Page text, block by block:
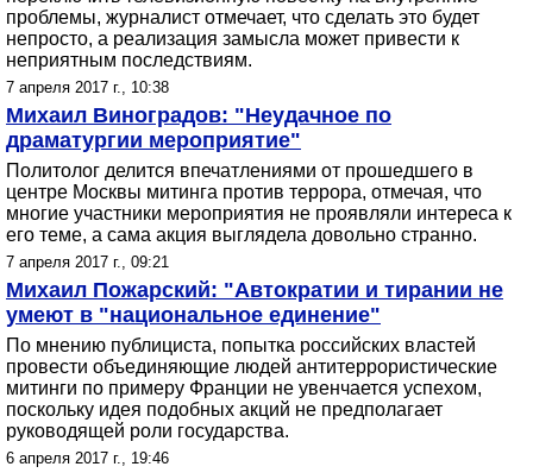
проблемы, журналист отмечает, что сделать это будет
непросто, а реализация замысла может привести к
неприятным последствиям.
7 апреля 2017 г., 10:38
Михаил Виноградов: "Неудачное по
драматургии мероприятие"
Политолог делится впечатлениями от прошедшего в
центре Москвы митинга против террора, отмечая, что
многие участники мероприятия не проявляли интереса к
его теме, а сама акция выглядела довольно странно.
7 апреля 2017 г., 09:21
Михаил Пожарский: "Автократии и тирании не
умеют в "национальное единение"
По мнению публициста, попытка российских властей
провести объединяющие людей антитеррористические
митинги по примеру Франции не увенчается успехом,
поскольку идея подобных акций не предполагает
руководящей роли государства.
6 апреля 2017 г., 19:46